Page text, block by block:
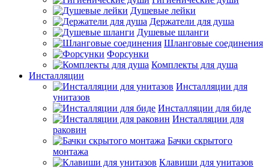
Душевые лейки
Держатели для душа
Душевые шланги
Шланговые соединения
Форсунки
Комплекты для душа
Инсталляции
Инсталляции для
унитазов
Инсталляции для биде
Инсталляции для
раковин
Бачки скрытого
монтажа
Клавиши для унитазов